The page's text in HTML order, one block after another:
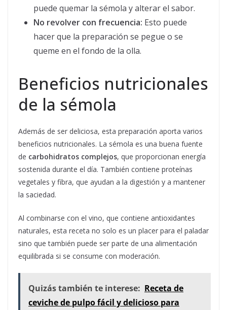
puede quemar la sémola y alterar el sabor.
No revolver con frecuencia: Esto puede
hacer que la preparación se pegue o se
queme en el fondo de la olla.
Beneficios nutricionales
de la sémola
Además de ser deliciosa, esta preparación aporta varios
beneficios nutricionales. La sémola es una buena fuente
de carbohidratos complejos, que proporcionan energía
sostenida durante el día. También contiene proteínas
vegetales y fibra, que ayudan a la digestión y a mantener
la saciedad.
Al combinarse con el vino, que contiene antioxidantes
naturales, esta receta no solo es un placer para el paladar
sino que también puede ser parte de una alimentación
equilibrada si se consume con moderación.
Quizás también te interese: Receta de
ceviche de pulpo fácil y delicioso para